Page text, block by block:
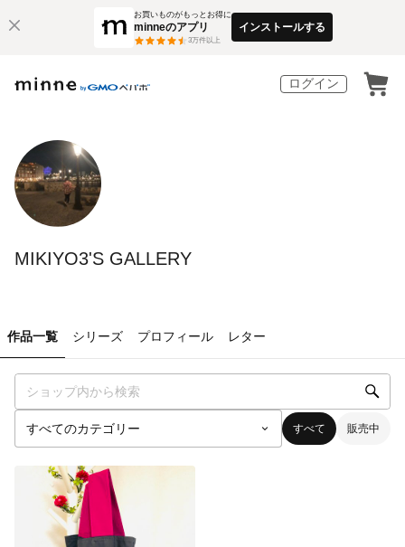
お買いものがもっとお得に
minneのアプリ
3万件以上
インストールする
ログイン
MIKIYO3'S GALLERY
作品一覧 シリーズ プロフィール レター
すべて 販売中